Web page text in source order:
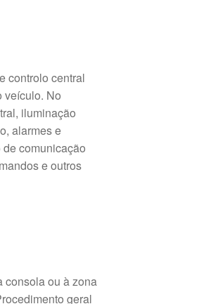
controlo central
veículo. No
iluminação
alarmes e
comunicação
e outros
consola ou à zona
geral